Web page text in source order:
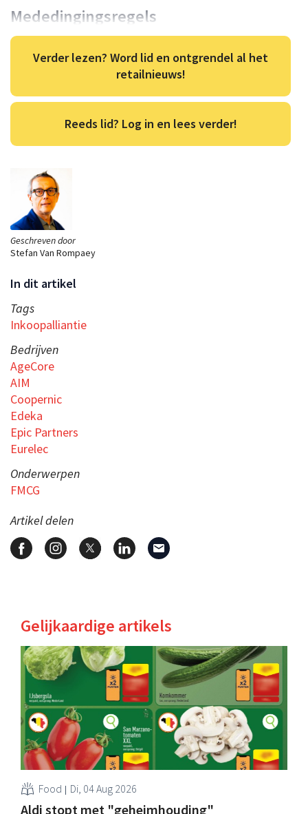
Geschreven door
Stefan Van Rompaey
In dit artikel
Tags
Inkoopalliantie
Bedrijven
AgeCore
AIM
Coopernic
Edeka
Epic Partners
Eurelec
Onderwerpen
FMCG
Artikel delen
Mededingingsregels
Verder lezen? Word lid en ontgrendel al het
retailnieuws!
Reeds lid? Log in en lees verder!
Gelijkaardige artikels
Food Di, 04 Aug 2026
Aldi stopt met "geheimhouding"